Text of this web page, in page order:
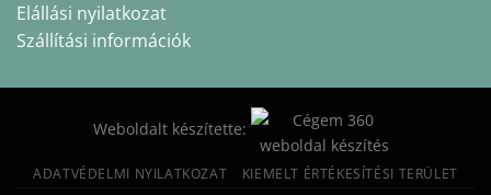
Elállási nyilatkozat
Szállítási információk
Weboldalt készítette:
ADATVÉDELMI NYILATKOZAT KIEMELT ÉRTÉKESÍTÉSI TERÜLET